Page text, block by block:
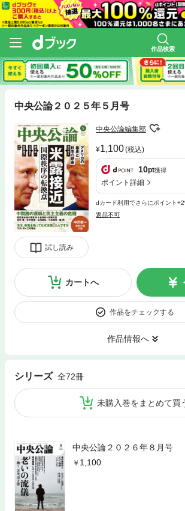
作品検索
中央公論２０２５年５月号
試し読み
中央公論編集部
1,100(税込)
10pt獲得
ポイント詳細
dカード利用でさらにポイント
返品不可
カートへ
作品をチェックする
作品情報へ
シリーズ 全72冊
未購入巻をまとめて買
中央公論２０２６年８月号
1,100